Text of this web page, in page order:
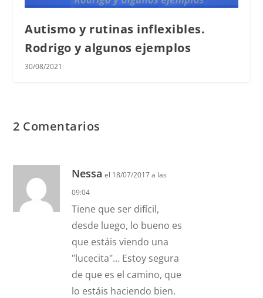
Autismo y rutinas inflexibles.
Rodrigo y algunos ejemplos
30/08/2021
2 Comentarios
Nessa el 18/07/2017 a las
09:04
Tiene que ser difícil,
desde luego, lo bueno es
que estáis viendo una
"lucecita"… Estoy segura
de que es el camino, que
lo estáis haciendo bien.